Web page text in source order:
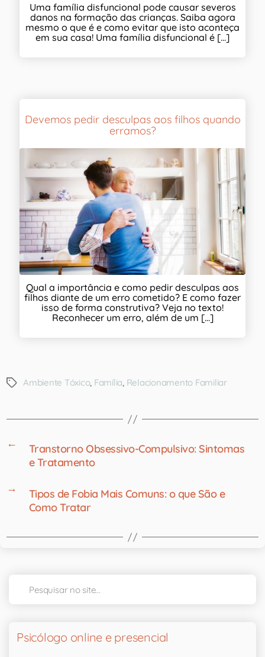
Uma família disfuncional pode causar severos
danos na formação das crianças. Saiba agora
mesmo o que é e como evitar que isto aconteça
em sua casa! Uma família disfuncional é [...]
Devemos pedir desculpas aos filhos quando
erramos?
Qual a importância e como pedir desculpas aos
filhos diante de um erro cometido? E como fazer
isso de forma construtiva? Veja no texto!
Reconhecer um erro, além de um [...]
Ambiente Tóxico, Família, Relacionamento Familiar
←
Transtorno Obsessivo-Compulsivo: Sintomas
e Tratamento
→
Tipos de Fobia Mais Comuns: o que São e
Como Tratar
Psicólogo online e presencial